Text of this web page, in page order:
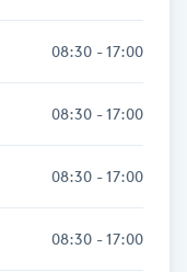
08:30 - 17:00
08:30 - 17:00
08:30 - 17:00
08:30 - 17:00